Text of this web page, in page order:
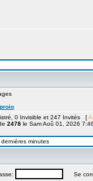
0 Invisible et 247 Invités [
2478 le Sam Aoû 01, 2026
minutes
Se